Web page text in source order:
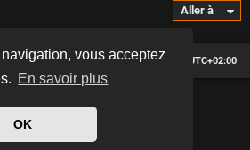
vous acceptez
En savoir plus
OK
Aller à
Racer Heures au format UTC+02:00
phpBB ® Forum Software © phpBB Limited
phpBB-fr.com